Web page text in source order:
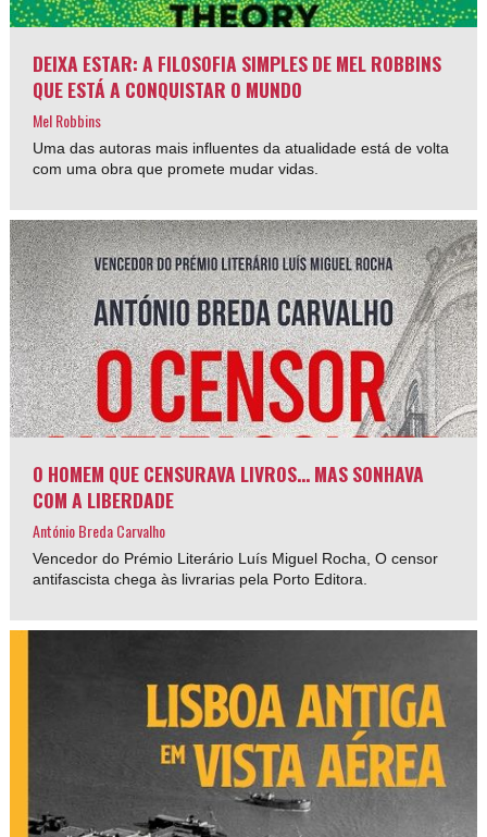
DEIXA ESTAR: A FILOSOFIA SIMPLES DE MEL ROBBINS
QUE ESTÁ A CONQUISTAR O MUNDO
Mel Robbins
Uma das autoras mais influentes da atualidade está de volta
com uma obra que promete mudar vidas.
O HOMEM QUE CENSURAVA LIVROS… MAS SONHAVA
COM A LIBERDADE
António Breda Carvalho
Vencedor do Prémio Literário Luís Miguel Rocha, O censor
antifascista chega às livrarias pela Porto Editora.